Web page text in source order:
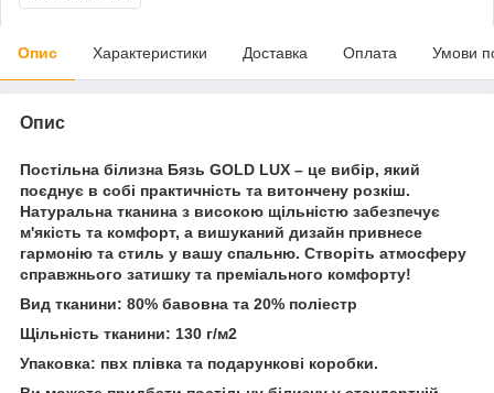
Опис Характеристики Доставка Оплата Умови
Опис
Постільна білизна Бязь GOLD LUX – це вибір, який
поєднує в собі практичність та витончену розкіш.
Натуральна тканина з високою щільністю забезпечує
м'якість та комфорт, а вишуканий дизайн привнесе
гармонію та стиль у вашу спальню. Створіть атмосферу
справжнього затишку та преміального комфорту!
Вид тканини: 80% бавовна та 20% поліестр
Щільність тканини: 130 г/м2
Упаковка: пвх плівка та подарункові коробки.